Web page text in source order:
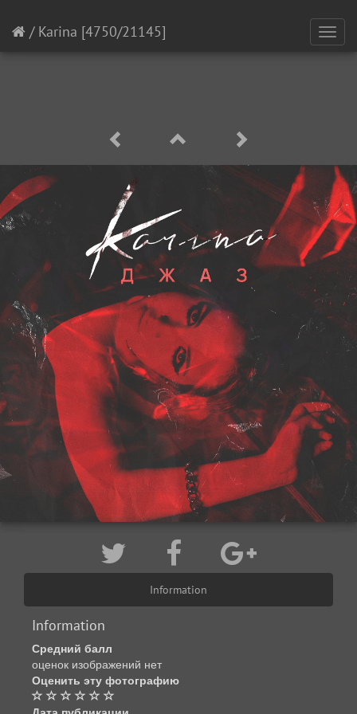
/ Karina [4750/21145]
Information
Information
Средний балл
оценок изображений нет
Оценить эту фотографию